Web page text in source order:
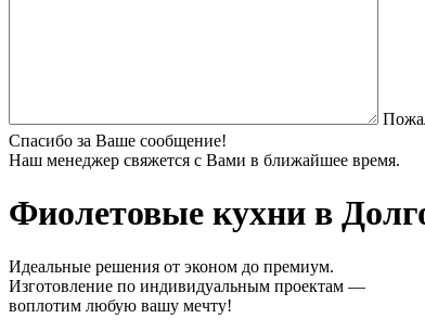
Спасибо за Ваше сообщение!
Наш менеджер свяжется с Вами в ближайшее время.
Фиолетовые кухни в
Идеальные решения от эконом до премиум.
Изготовление по индивидуальным проектам —
воплотим любую вашу мечту!